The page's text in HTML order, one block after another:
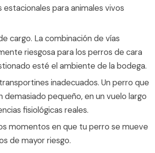
para animales vivos
cargo. La combinación de vías
riesgosa para los perros de cara
esté el ambiente de la bodega.
inadecuados. Un perro que
pequeño, en un vuelo largo
fisiológicas reales.
momentos en que tu perro se mueve
de mayor riesgo.